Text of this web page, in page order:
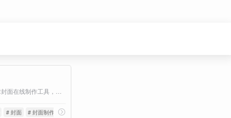
# 封面 # 封面制作